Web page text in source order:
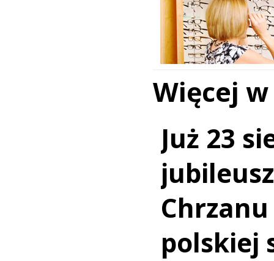
Więcej
Już 23
polskiej